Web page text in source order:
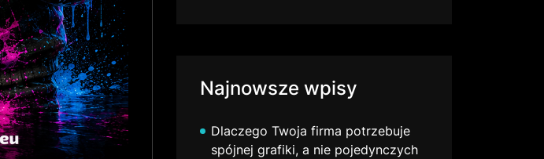
Najnowsze wpisy
Dlaczego Twoja firma potrzebuje
spójnej grafiki, a nie pojedynczych